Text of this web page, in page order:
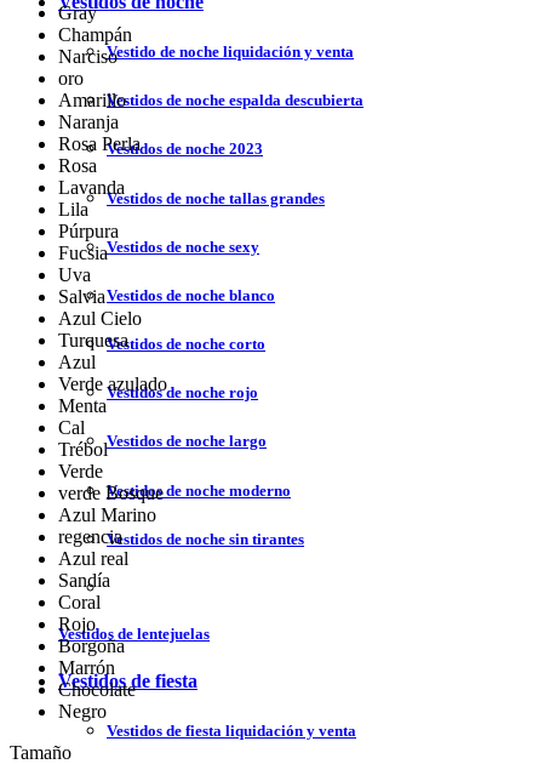
Vestido de noche liquidación y venta
Vestidos de noche espalda descubierta
Vestidos de noche 2023
Vestidos de noche tallas grandes
Vestidos de noche sexy
Vestidos de noche blanco
Vestidos de noche corto
Vestidos de noche rojo
Vestidos de noche largo
Vestidos de noche moderno
Vestidos de noche sin tirantes
Vestidos de lentejuelas
Vestidos de fiesta
Vestidos de fiesta liquidación y venta
Gray
Champán
Narciso
oro
Amarillo
Naranja
Rosa Perla
Rosa
Lavanda
Lila
Púrpura
Fucsia
Uva
Salvia
Azul Cielo
Turquesa
Azul
Verde azulado
Menta
Cal
Trébol
Verde
verde Bosque
Azul Marino
regencia
Azul real
Sandía
Coral
Rojo
Borgoña
Marrón
Chocolate
Negro
Tamaño